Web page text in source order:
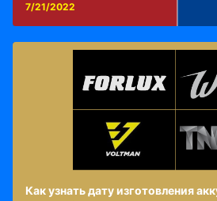
7/21/2022
Как узнать дату изготовления